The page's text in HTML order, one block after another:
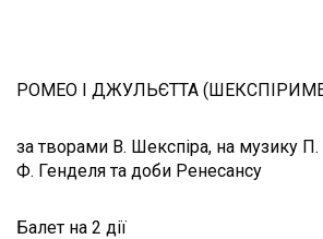
РОМЕО І ДЖУЛЬЄТТА
за творами В. Шекспіра, на музику
Ф. Генделя та доби Ренесансу
Балет на 2 дії